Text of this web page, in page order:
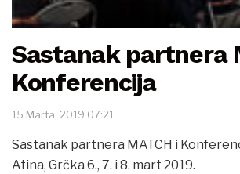
Sastanak partnera
Konferencija
15 Marta, 2019 07:21
Sastanak partnera MATCH i
Atina, Grčka 6., 7. i 8. mart 2019.